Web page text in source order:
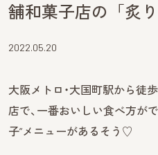
舗和菓子店の「炙
2022.05.20
大阪メトロ・大国町駅から徒
店で、一番おいしい食べ方が
子”メニューがあるそう♡